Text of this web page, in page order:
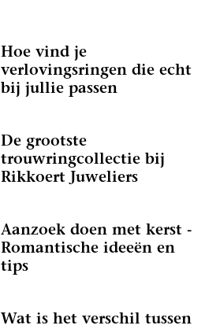
Hoe vind je
verlovingsringen die echt
bij jullie passen
De grootste
trouwringcollectie bij
Rikkoert Juweliers
Aanzoek doen met kerst -
Romantische ideeën en
tips
Wat is het verschil tussen